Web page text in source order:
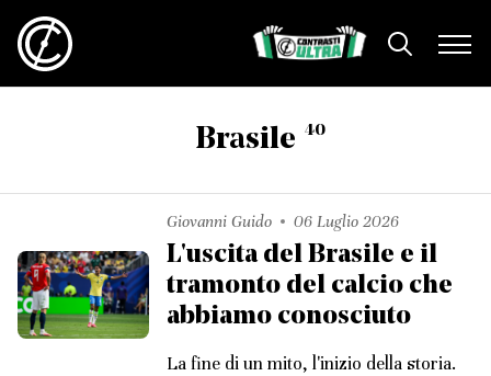
Brasile 40
Giovanni Guido 06 Luglio 2026
L'uscita del Brasile e il
tramonto del calcio che
abbiamo conosciuto
La fine di un mito, l'inizio della storia.